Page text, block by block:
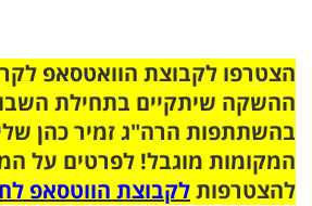
ההשקה שיתקיים בתחילת
בהשתתפות הרה"ג זמיר כהן
המקומות מוגבל! לפרטים על
להצטרפותלקבוצת הווטסאפ